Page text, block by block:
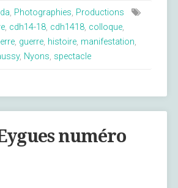
l’Intervention
»
, Photographies, Productions
, cdh14-18, cdh1418, colloque,
, guerre, histoire, manifestation,
, Nyons, spectacle
numéro